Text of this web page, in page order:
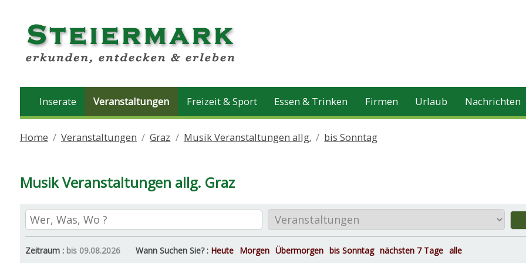
Inserate Veranstaltungen Freizeit & Sport Essen & Trinken Firmen Urlaub Nachrichten
Home Veranstaltungen Graz Musik Veranstaltungen allg. bis Sonntag
Musik Veranstaltungen allg. Graz
Zeitraum : bis 09.08.2026 Wann Suchen Sie? : Heute Morgen Übermorgen bis Sonntag nächsten 7 Tage alle